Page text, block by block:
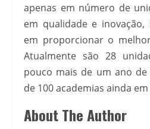
apenas em número de
em qualidade e
em proporcionar o
Atualmente são 28
pouco mais de um ano
de 100 academias ainda em
About The Author